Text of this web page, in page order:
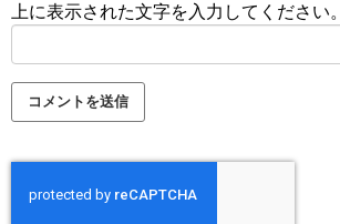
上に表示された文字を入力してください。